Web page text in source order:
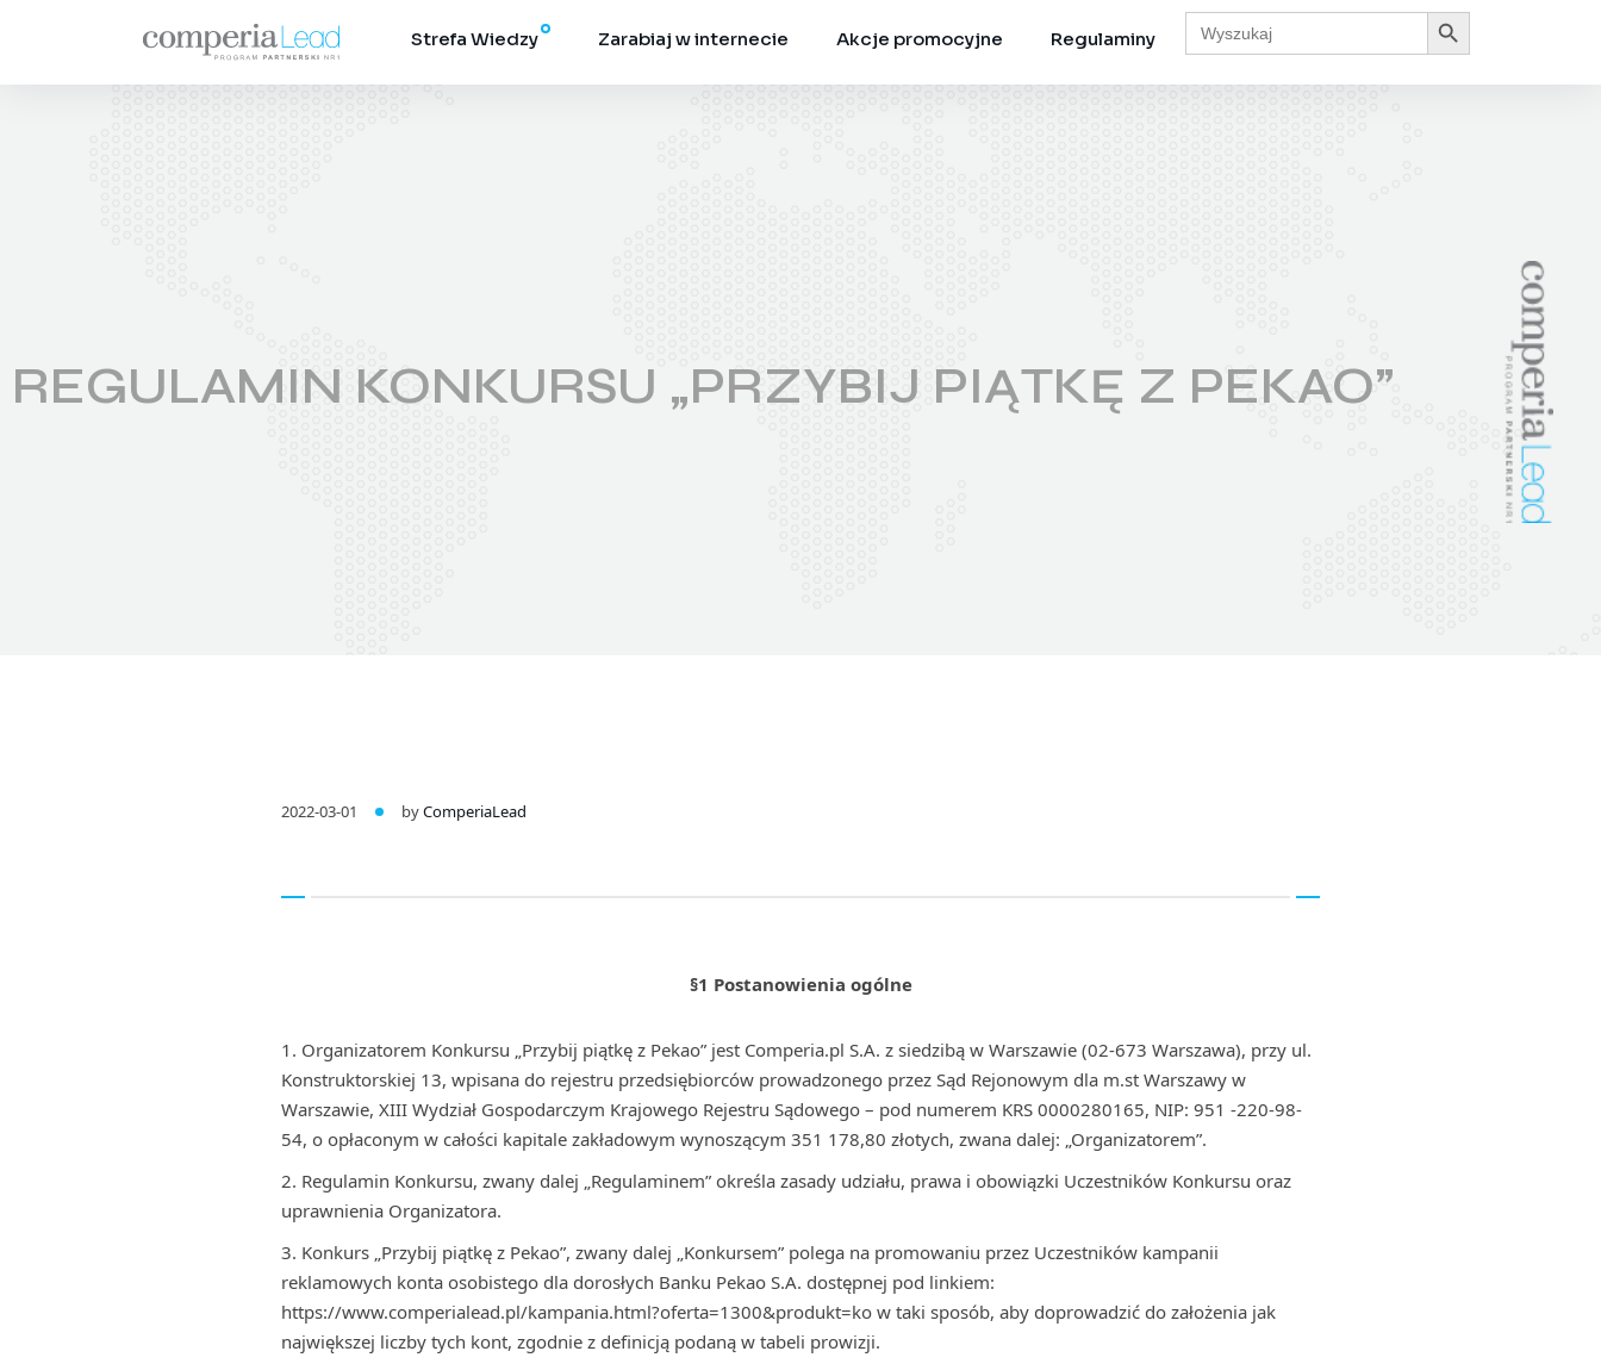
Strefa Wiedzy Zarabiaj w internecie Akcje promocyjne Regulaminy
Search
for:
Search Button
REGULAMIN KONKURSU „PRZYBIJ PIĄTKĘ Z PEKAO”
2022-03-01 byComperiaLead
§1 Postanowienia ogólne
Organizatorem Konkursu „Przybij piątkę z Pekao” jest Comperia.pl S.A. z siedzibą w Warszawie (02-673 Warszawa), przy ul.
Konstruktorskiej 13, wpisana do rejestru przedsiębiorców prowadzonego przez Sąd Rejonowym dla m.st Warszawy w
Warszawie, XIII Wydział Gospodarczym Krajowego Rejestru Sądowego – pod numerem KRS 0000280165, NIP: 951 -220-98-
54, o opłaconym w całości kapitale zakładowym wynoszącym 351 178,80 złotych, zwana dalej: „Organizatorem”.
Regulamin Konkursu, zwany dalej „Regulaminem” określa zasady udziału, prawa i obowiązki Uczestników Konkursu oraz
uprawnienia Organizatora.
Konkurs „Przybij piątkę z Pekao”, zwany dalej „Konkursem” polega na promowaniu przez Uczestników kampanii
reklamowych konta osobistego dla dorosłych Banku Pekao S.A. dostępnej pod linkiem:
https://www.comperialead.pl/kampania.html?oferta=1300&produkt=ko w taki sposób, aby doprowadzić do założenia jak
największej liczby tych kont, zgodnie z definicją podaną w tabeli prowizji.